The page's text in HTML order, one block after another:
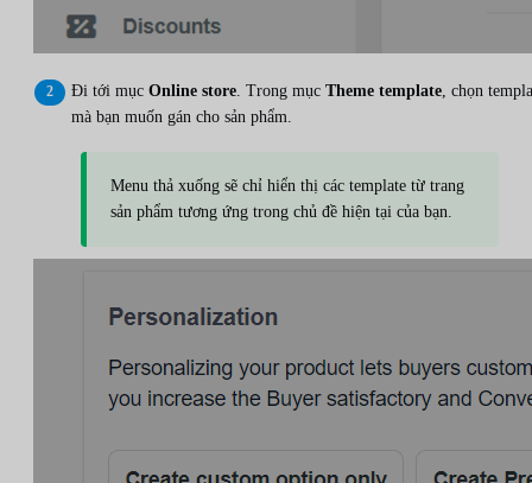
Đi tới mục Online store. Trong mục Theme template, chọn
mà bạn muốn gán cho sản phẩm.
Menu thả xuống sẽ chỉ hiển thị các template từ trang
sản phẩm tương ứng trong chủ đề hiện tại của bạn.